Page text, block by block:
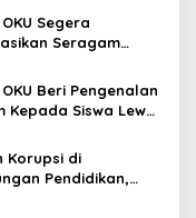
Polres OKU
Segera
Seragam
Beri Pengenalan
Kepada Siswa Lewat
Korupsi di
Pendidikan,